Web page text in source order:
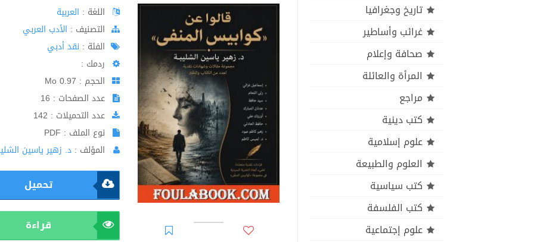
تاريخ وجغرافيا
غرائب وأساطير
صحافة وإعلام
المرأة والعائلة
مراجع
كتب دينية
علوم إسلامية
العلوم والطبيعة
كتب سياسية
كتب الفلسفة
علوم إجتماعية
اللغة : العربية
اﻟﺘﺼﻨﻴﻒ : الأدب العربي
الفئة : نقد أدبي
ردمك :
الحجم : 0.97 Mo
عدد الصفحات : 16
عدد التحميلات : 142
نوع الملف : PDF
المؤلف : د. زهير ياسين
تحميل
قراءة